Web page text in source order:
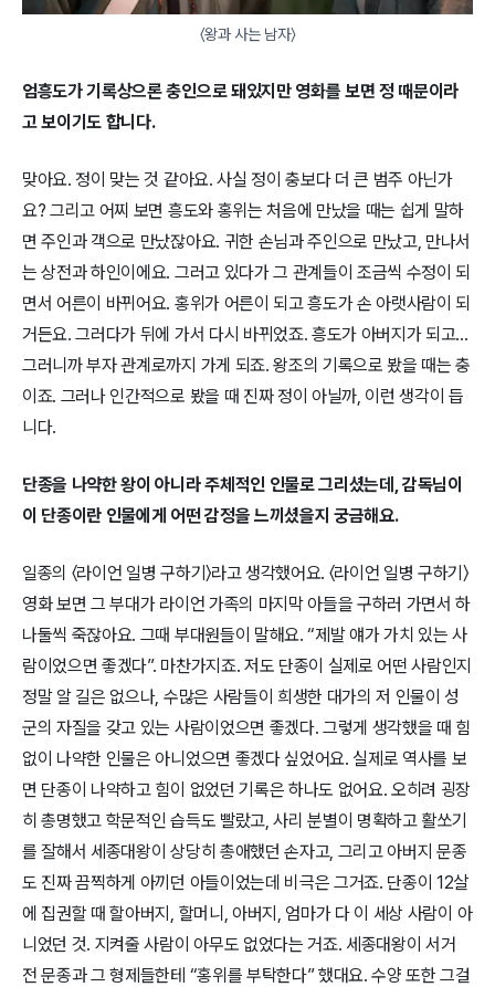
〈왕과 사는 남자〉
엄흥도가 기록상으론 충인으로 돼있지만 영화를 보면 정 때문이라
고 보이기도 합니다.
맞아요. 정이 맞는 것 같아요. 사실 정이 충보다 더 큰 범주 아닌가
요? 그리고 어찌 보면 흥도와 홍위는 처음에 만났을 때는 쉽게 말하
면 주인과 객으로 만났잖아요. 귀한 손님과 주인으로 만났고, 만나서
는 상전과 하인이에요. 그러고 있다가 그 관계들이 조금씩 수정이 되
면서 어른이 바뀌어요. 홍위가 어른이 되고 흥도가 손 아랫사람이 되
거든요. 그러다가 뒤에 가서 다시 바뀌었죠. 흥도가 아버지가 되고...
그러니까 부자 관계로까지 가게 되죠. 왕조의 기록으로 봤을 때는 충
이죠. 그러나 인간적으로 봤을 때 진짜 정이 아닐까, 이런 생각이 듭
니다.
단종을 나약한 왕이 아니라 주체적인 인물로 그리셨는데, 감독님이
이 단종이란 인물에게 어떤 감정을 느끼셨을지 궁금해요.
일종의 〈라이언 일병 구하기〉라고 생각했어요. 〈라이언 일병 구하기〉
영화 보면 그 부대가 라이언 가족의 마지막 아들을 구하러 가면서 하
나둘씩 죽잖아요. 그때 부대원들이 말해요. “제발 얘가 가치 있는 사
람이었으면 좋겠다”. 마찬가지죠. 저도 단종이 실제로 어떤 사람인지
정말 알 길은 없으나, 수많은 사람들이 희생한 대가의 저 인물이 성
군의 자질을 갖고 있는 사람이었으면 좋겠다. 그렇게 생각했을 때 힘
없이 나약한 인물은 아니었으면 좋겠다 싶었어요. 실제로 역사를 보
면 단종이 나약하고 힘이 없었던 기록은 하나도 없어요. 오히려 굉장
히 총명했고 학문적인 습득도 빨랐고, 사리 분별이 명확하고 활쏘기
를 잘해서 세종대왕이 상당히 총애했던 손자고, 그리고 아버지 문종
도 진짜 끔찍하게 아끼던 아들이었는데 비극은 그거죠. 단종이 12살
에 집권할 때 할아버지, 할머니, 아버지, 엄마가 다 이 세상 사람이 아
니었던 것. 지켜줄 사람이 아무도 없었다는 거죠. 세종대왕이 서거
전 문종과 그 형제들한테 “홍위를 부탁한다” 했대요. 수양 또한 그걸